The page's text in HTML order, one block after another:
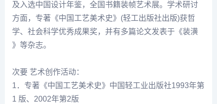
及入选中国设计年鉴，全国书籍装帧艺术展。学术研讨
方面，专著《中国工艺美术史》(轻工出版社出版)获哲
学、社会科学优秀成果奖，并有多篇论文发表于《装潢
》等杂志。
次要 艺术创作活动：
1．专著《中国工艺美术史》中国轻工业出版社1993年第
1 版、2002年第2版